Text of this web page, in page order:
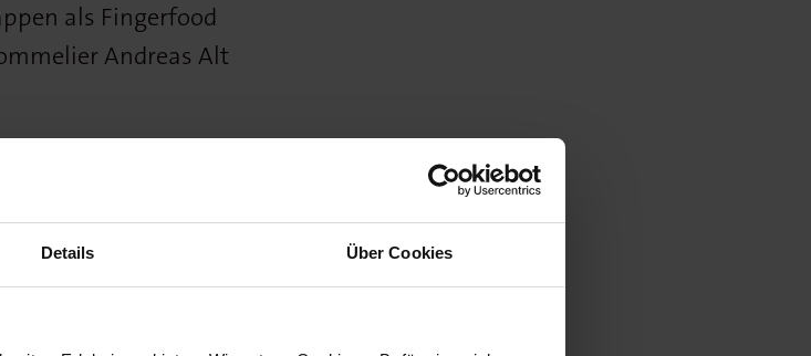
Details Über Cookies
als Fingerfood
Andreas Alt
beheimatet
eine tiefe
Was läge da näher,